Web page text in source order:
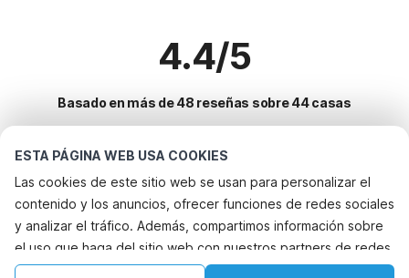
ESTA PÁGINA WEB USA COOKIES
Las cookies de este sitio web se usan para personalizar el
contenido y los anuncios, ofrecer funciones de redes sociales
y analizar el tráfico. Además, compartimos información sobre
el uso que haga del sitio web con nuestros partners de redes
sociales, publicidad y análisis web, quienes pueden
4.4/5
Basado en más de 48 reseñas sobre 44 casas
Destinos más populares para vacaciones
Ciudades con los mejores servicios para vacaciones
Alquileres vacacionales para familias con niños sainte-marie
Casa de vacaciones en parque de atracciones porto-vecchio
Servicios populares para vacaciones en Giuncheto